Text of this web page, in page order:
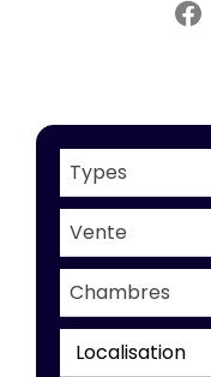
Types
Vente
Chambres
Localisation